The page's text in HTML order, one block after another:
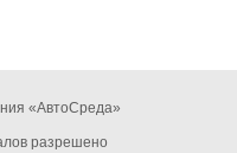
«АвтоСреда»
разрешено